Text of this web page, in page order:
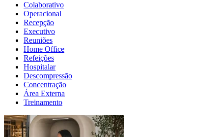
Colaborativo
Operacional
Recepção
Executivo
Reuniões
Home Office
Refeições
Hospitalar
Descompressão
Concentração
Área Externa
Treinamento